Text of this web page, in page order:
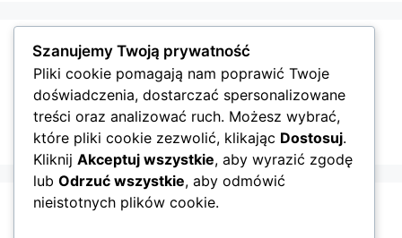
GMINA GRODZISK MAZOWIECKI
Szanujemy Twoją prywatność
Pliki cookie pomagają nam poprawić Twoje
doświadczenia, dostarczać spersonalizowane
treści oraz analizować ruch. Możesz wybrać,
które pliki cookie zezwolić, klikając Dostosuj.
Kliknij Akceptuj wszystkie, aby wyrazić zgodę
lub Odrzuć wszystkie, aby odmówić
nieistotnych plików cookie.